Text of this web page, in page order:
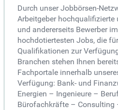
Durch unser Jobbörsen-
Arbeitgeber
und andererseits Bewerber
hochdotiertesten Jobs, die
Qualifikationen zur
Branchen stehen Ihnen
Fachportale innerhalb
Verfügung: Bank- und
Energien – Ingenieure –
Bürofachkräfte – Consulting